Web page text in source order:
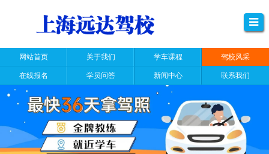
网站首页 关于我们 学车课程 驾校风采
在线报名 学员问答 新闻中心 联系我们